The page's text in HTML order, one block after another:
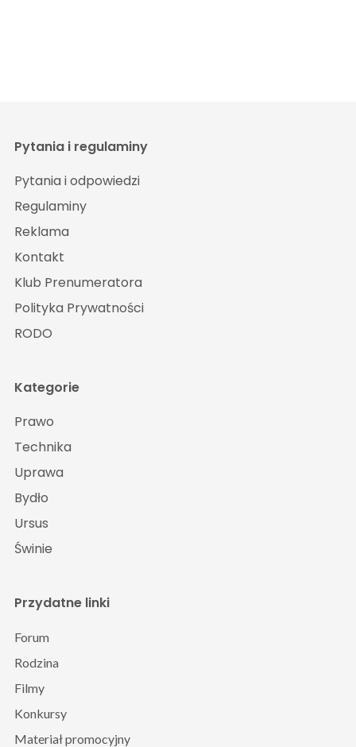
Pytania i regulaminy
Pytania i odpowiedzi
Regulaminy
Reklama
Kontakt
Klub Prenumeratora
Polityka Prywatności
RODO
Kategorie
Prawo
Technika
Uprawa
Bydło
Ursus
Świnie
Przydatne linki
Forum
Rodzina
Filmy
Konkursy
Materiał promocyjny